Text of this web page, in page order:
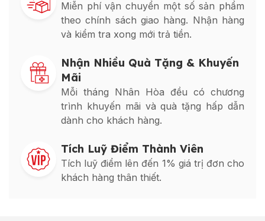
Miễn phí vận chuyển một số sản phẩm
theo chính sách giao hàng. Nhận hàng
và kiểm tra xong mới trả tiền.
Nhận Nhiều Quà Tặng & Khuyến
Mãi
Mỗi tháng Nhân Hòa đều có chương
trình khuyến mãi và quà tặng hấp dẫn
dành cho khách hàng.
Tích Luỹ Điểm Thành Viên
Tích luỹ điểm lên đến 1% giá trị đơn cho
khách hàng thân thiết.